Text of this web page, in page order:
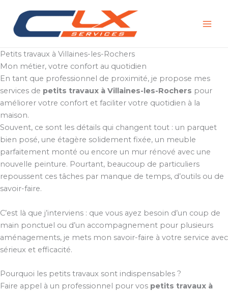
contenu
Petits travaux à Villaines-les-Rochers
Mon métier, votre confort au quotidien
En tant que professionnel de proximité, je propose mes
services de petits travaux à Villaines-les-Rochers pour
améliorer votre confort et faciliter votre quotidien à la
maison.
Souvent, ce sont les détails qui changent tout : un parquet
bien posé, une étagère solidement fixée, un meuble
parfaitement monté ou encore un mur rénové avec une
nouvelle peinture. Pourtant, beaucoup de particuliers
repoussent ces tâches par manque de temps, d’outils ou de
savoir-faire.
C’est là que j’interviens : que vous ayez besoin d’un coup de
main ponctuel ou d’un accompagnement pour plusieurs
aménagements, je mets mon savoir-faire à votre service avec
sérieux et efficacité.
Pourquoi les petits travaux sont indispensables ?
Faire appel à un professionnel pour vos petits travaux à